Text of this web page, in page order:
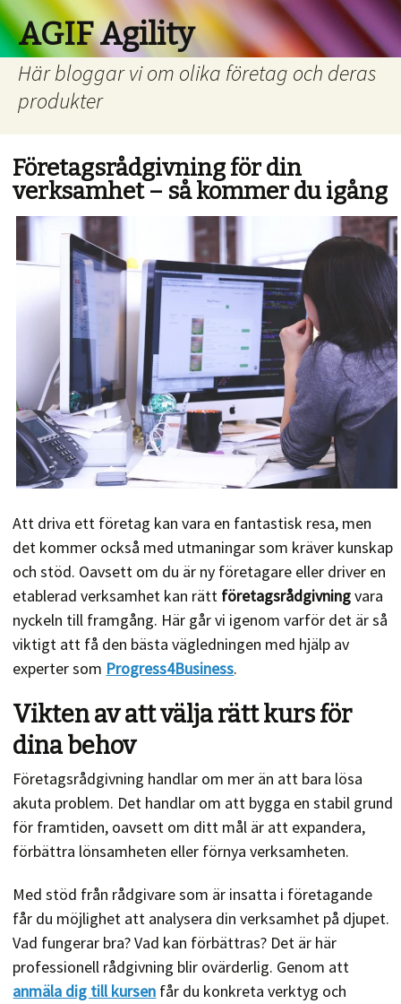
AGIF Agility
Här bloggar vi om olika företag och deras
produkter
Företagsrådgivning för din
verksamhet – så kommer du igång
Att driva ett företag kan vara en fantastisk resa, men
det kommer också med utmaningar som kräver kunskap
och stöd. Oavsett om du är ny företagare eller driver en
etablerad verksamhet kan rätt företagsrådgivningvara
nyckeln till framgång. Här går vi igenom varför det är så
viktigt att få den bästa vägledningen med hjälp av
experter som Progress4Business.
Vikten av att välja rätt kurs för
dina behov
Företagsrådgivning handlar om mer än att bara lösa
akuta problem. Det handlar om att bygga en stabil grund
för framtiden, oavsett om ditt mål är att expandera,
förbättra lönsamheten eller förnya verksamheten.
Med stöd från rådgivare som är insatta i företagande
får du möjlighet att analysera din verksamhet på djupet.
Vad fungerar bra? Vad kan förbättras? Det är här
professionell rådgivning blir ovärderlig. Genom att
anmäla dig till kursen får du konkreta verktyg och